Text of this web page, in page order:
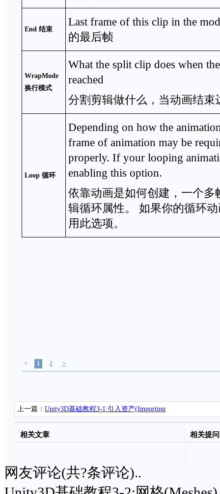
End 结束
Last frame of this clip in the
的最后帧
WrapMode
换行模式
What the split clip does when
reached
分割剪辑做什么，当动画结束
Loop 循环
Depending on how the
frame of animation may be
properly. If your looping
enabling this option.
依靠动画是如何创建，一个
辑循环属性。 如果你的循环
用此选项。
< 1 2 >
上一篇： Unity3D基础教程3-1:引入资产(Importing
Assets)
相关文章 相关提问
网友评论(共?条评论)..